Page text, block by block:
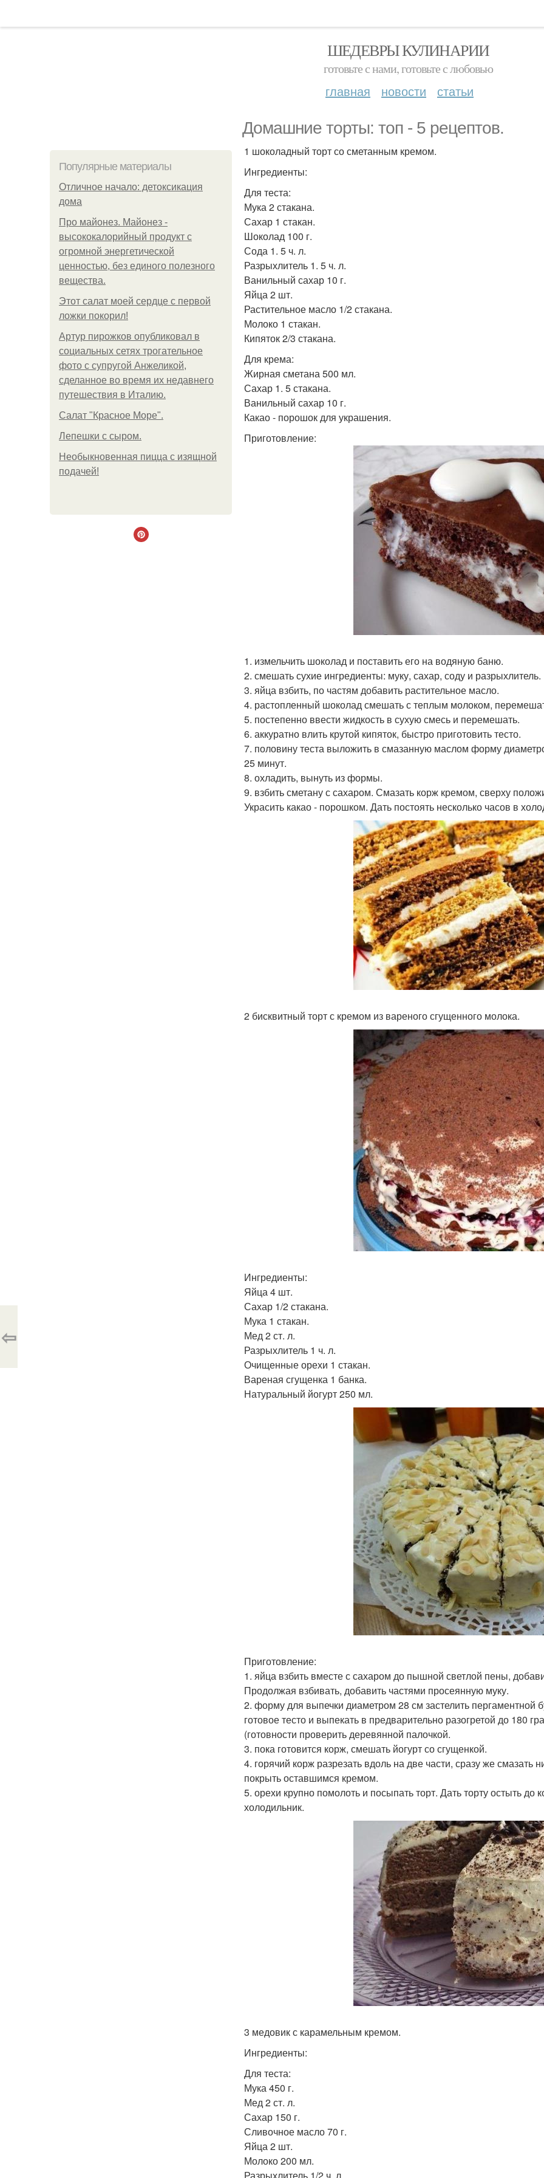
ШЕДЕВРЫ КУЛИНАРИИ
готовьте с нами, готовьте с любовью
главная новости статьи
Домашние торты: топ - 5 рецептов.
Популярные материалы
Отличное начало: детоксикация
дома
Про майонез. Майонез -
высококалорийный продукт с
огромной энергетической
ценностью, без единого полезного
вещества.
Этот салат моей сердце с первой
ложки покорил!
Артур пирожков опубликовал в
социальных сетях трогательное
фото с супругой Анжеликой,
сделанное во время их недавнего
путешествия в Италию.
Салат "Красное Море".
Лепешки с сыром.
Необыкновенная пицца с изящной
подачей!
1 шоколадный торт со сметанным кремом.
Ингредиенты:
Для теста:
Мука 2 стакана.
Сахар 1 стакан.
Шоколад 100 г.
Сода 1. 5 ч. л.
Разрыхлитель 1. 5 ч. л.
Ванильный сахар 10 г.
Яйца 2 шт.
Растительное масло 1/2 стакана.
Молоко 1 стакан.
Кипяток 2/3 стакана.
Для крема:
Жирная сметана 500 мл.
Сахар 1. 5 стакана.
Ванильный сахар 10 г.
Какао - порошок для украшения.
Приготовление:
1. измельчить шоколад и поставить его на водяную баню.
2. смешать сухие ингредиенты: муку, сахар, соду и разрыхлитель.
3. яйца взбить, по частям добавить растительное масло.
4. растопленный шоколад смешать с теплым молоком,
5. постепенно ввести жидкость в сухую смесь и перемешать.
6. аккуратно влить крутой кипяток, быстро приготовить тесто.
7. половину теста выложить в смазанную маслом форму
25 минут.
8. охладить, вынуть из формы.
9. взбить сметану с сахаром. Смазать корж кремом, сверху
Украсить какао - порошком. Дать постоять несколько часов в
2 бисквитный торт с кремом из вареного сгущенного молока.
Ингредиенты:
Яйца 4 шт.
Сахар 1/2 стакана.
Мука 1 стакан.
Мед 2 ст. л.
Разрыхлитель 1 ч. л.
Очищенные орехи 1 стакан.
Вареная сгущенка 1 банка.
Натуральный йогурт 250 мл.
Приготовление:
1. яйца взбить вместе с сахаром до пышной светлой пены,
Продолжая взбивать, добавить частями просеянную муку.
2. форму для выпечки диаметром 28 см застелить
готовое тесто и выпекать в предварительно разогретой до 180
(готовности проверить деревянной палочкой.
3. пока готовится корж, смешать йогурт со сгущенкой.
4. горячий корж разрезать вдоль на две части, сразу же
покрыть оставшимся кремом.
5. орехи крупно помолоть и посыпать торт. Дать торту остыть до
холодильник.
3 медовик с карамельным кремом.
Ингредиенты:
Для теста:
Мука 450 г.
Мед 2 ст. л.
Сахар 150 г.
Сливочное масло 70 г.
Яйца 2 шт.
Молоко 200 мл.
⇦